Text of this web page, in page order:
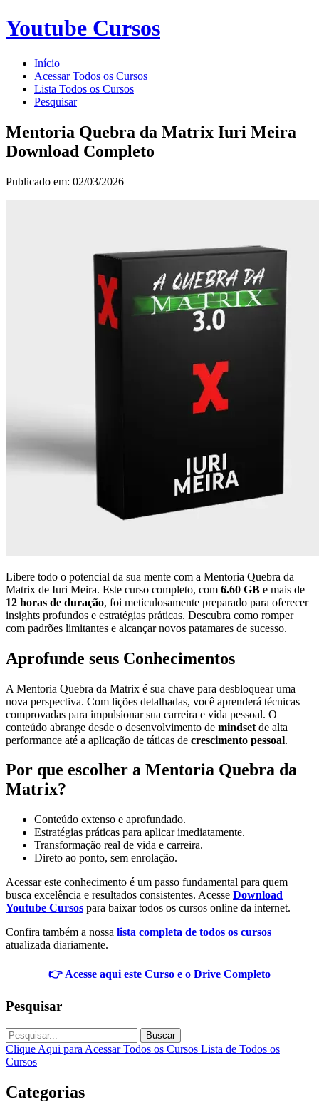
Youtube Cursos
Início
Acessar Todos os Cursos
Lista Todos os Cursos
Pesquisar
Mentoria Quebra da Matrix Iuri Meira
Download Completo
Publicado em: 02/03/2026
Libere todo o potencial da sua mente com a Mentoria Quebra da
Matrix de Iuri Meira. Este curso completo, com 6.60 GB e mais de
12 horas de duração, foi meticulosamente preparado para oferecer
insights profundos e estratégias práticas. Descubra como romper
com padrões limitantes e alcançar novos patamares de sucesso.
Aprofunde seus Conhecimentos
A Mentoria Quebra da Matrix é sua chave para desbloquear uma
nova perspectiva. Com lições detalhadas, você aprenderá técnicas
comprovadas para impulsionar sua carreira e vida pessoal. O
conteúdo abrange desde o desenvolvimento de mindset de alta
performance até a aplicação de táticas de crescimento pessoal.
Por que escolher a Mentoria Quebra da
Matrix?
Conteúdo extenso e aprofundado.
Estratégias práticas para aplicar imediatamente.
Transformação real de vida e carreira.
Direto ao ponto, sem enrolação.
Acessar este conhecimento é um passo fundamental para quem
busca excelência e resultados consistentes. Acesse Download
Youtube Cursos para baixar todos os cursos online da internet.
Confira também a nossa lista completa de todos os cursos
atualizada diariamente.
👉 Acesse aqui este Curso e o Drive Completo
Pesquisar
Buscar
Clique Aqui para Acessar Todos os Cursos Lista de Todos os
Cursos
Categorias